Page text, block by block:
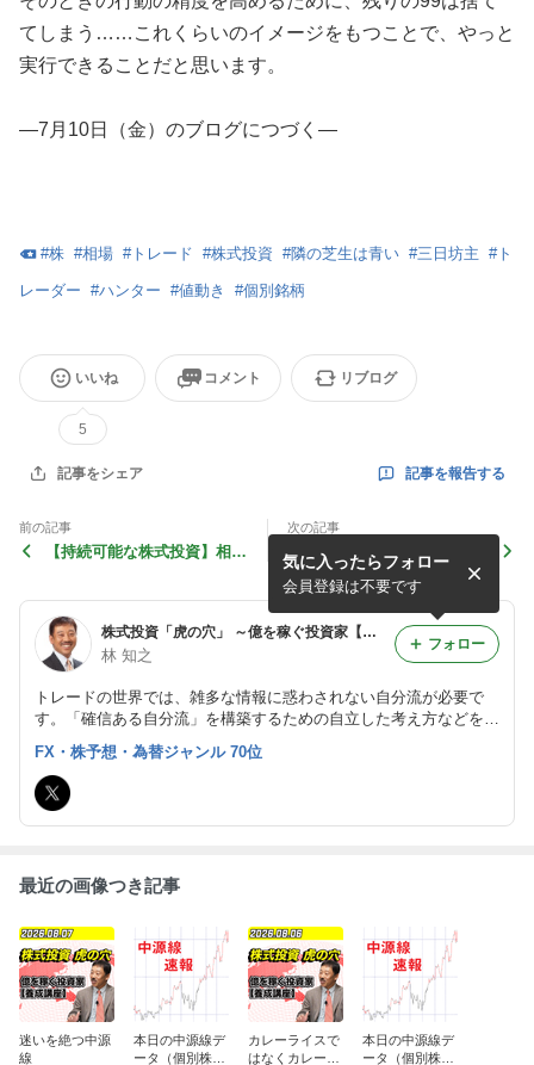
てしまう……これくらいのイメージをもつことで、やっと
実行できることだと思います。
―7月10日（金）のブログにつづく―
#株 #相場 #トレード #株式投資 #隣の芝生は青い #三日坊主 #ト
レーダー #ハンター #値動き #個別銘柄
いいね
5
コメント リブログ
記事をシェア 記事を報告する
前の記事
【持続可能な株式投資】相場
次の記事
【株式市場 見通し 注目株】
コツンと底打ち？ 買いシグ
ナル点灯９銘柄
株式投資「虎の穴」 ～億を稼ぐ投資家【養成講座】
林 知之
トレードの世界では、雑多な情報に惑わされない自分流が必要で
す。「確信ある自分流」を構築するための自立した考え方などを、
相場技術論に基づいて紹介します。実践の知恵はYouTubeでも配信
しています。
気に入ったらフォロー
会員登録は不要です
フォロー
FX・株予想・為替ジャンル 70位
最近の画像つき記事
迷いを絶つ中源
線
本日の中源線デ
ータ（個別株統
カレーライスで
はなくカレーキ
本日の中源線デ
ータ（個別株統